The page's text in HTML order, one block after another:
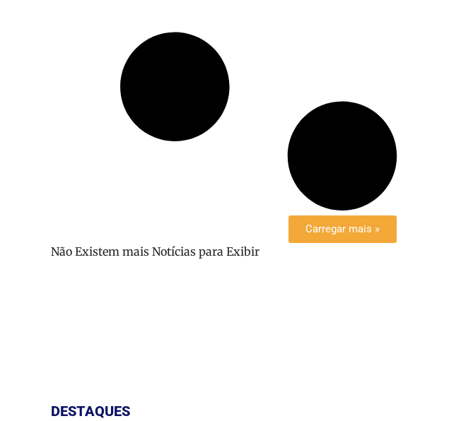
Carregar mais »
Não Existem mais Notícias para Exibir
DESTAQUES